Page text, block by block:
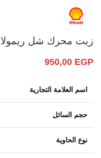
زيت محرك شل ريمولا R3X 20W-50 – 5 لتر
950,00 EGP
اسم العلامة التجارية
حجم السائل
نوع الحاوية